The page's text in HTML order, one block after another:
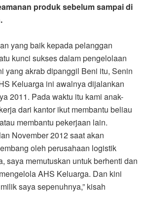
produk sebelum sampai di
yang baik kepada pelanggan
kunci sukses dalam pengelolaan
yang akrab dipanggil Beni itu, Senin
Keluarga ini awalnya dijalankan
2011. Pada waktu itu kami anak-
dari kantor ikut membantu beliau
membantu pekerjaan lain.
November 2012 saat akan
oleh perusahaan logistik
saya memutuskan untuk berhenti dan
AHS Keluarga. Dan kini
saya sepenuhnya,” kisah